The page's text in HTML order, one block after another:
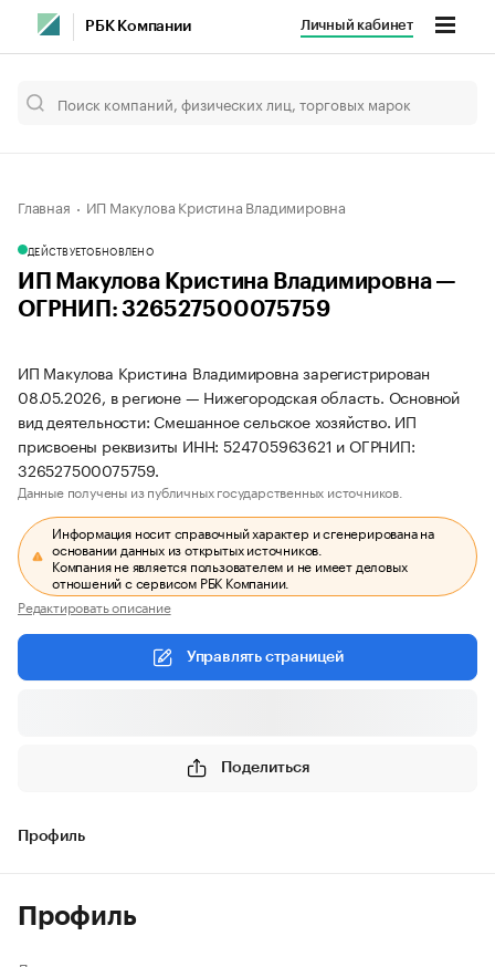
РБК Компании Личный кабинет
Главная ИП Макулова Кристина Владимировна
ДЕЙСТВУЕТОБНОВЛЕНО
ИП Макулова Кристина Владимировна —
ОГРНИП: 326527500075759
ИП Макулова Кристина Владимировна зарегистрирован
08.05.2026, в регионе — Нижегородская область. Основной
вид деятельности: Смешанное сельское хозяйство. ИП
присвоены реквизиты ИНН: 524705963621 и ОГРНИП:
326527500075759.
Данные получены из публичных государственных источников.
Информация носит справочный характер и сгенерирована на
основании данных из открытых источников.
Компания не является пользователем и не имеет деловых
отношений с сервисом РБК Компании.
Редактировать описание
Управлять страницей
Поделиться
Профиль
Профиль